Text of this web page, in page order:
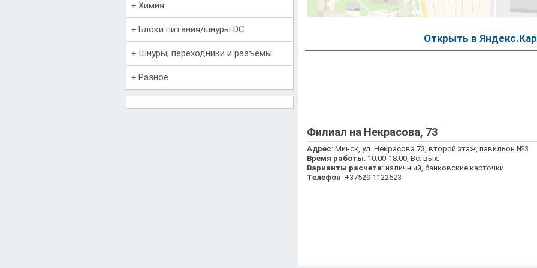
Химия
Блоки питания/шнуры DC
Шнуры, переходники и разъемы
Разное
Открыть в
Филиал на Некрасова, 73
Адрес: Минск, ул. Некрасова 73, второй этаж, павильон №3
Время работы: 10:00-18:00; Вс: вых.
Варианты расчета: наличный, банковские карточки
Телефон: +37529 1122523